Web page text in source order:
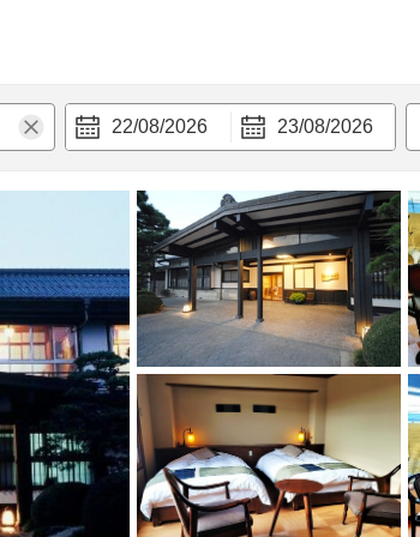
22/08/2026 23/08/2026